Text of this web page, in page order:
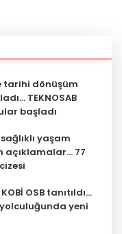
tarihi dönüşüm
TEKNOSAB
başladı
yaşam
açıklamalar... 77
OSB tanıtıldı...
yolculuğunda yeni